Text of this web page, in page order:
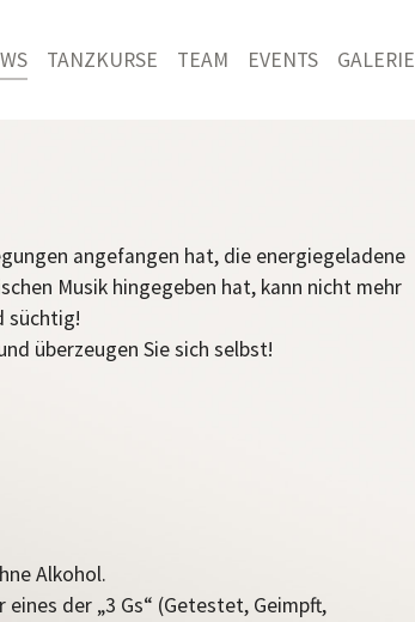
TANZKURSE TEAM EVENTS GALERIE
angefangen hat, die energiegeladene
Musik hingegeben hat, kann nicht mehr
süchtig!
überzeugen Sie sich selbst!
Alkohol.
der „3 Gs“ (Getestet, Geimpft,